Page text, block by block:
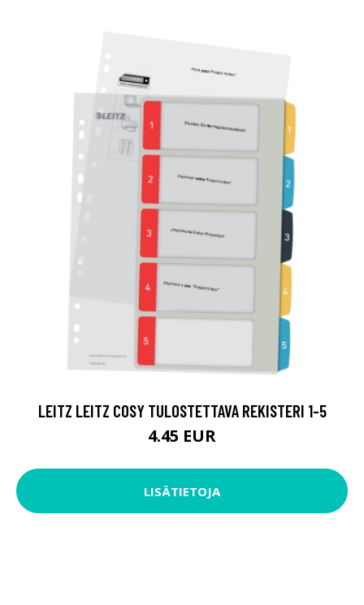
LEITZ LEITZ COSY TULOSTETTAVA REKISTERI 1-5
4.45 EUR
LISÄTIETOJA